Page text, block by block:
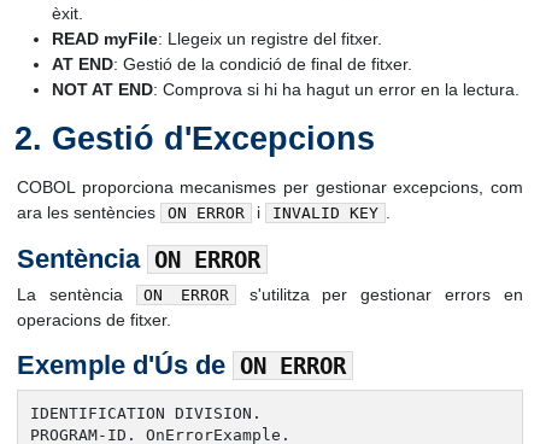
èxit.
READ myFile: Llegeix un registre del fitxer.
AT END: Gestió de la condició de final de fitxer.
NOT AT END: Comprova si hi ha hagut un error en la lectura.
Gestió d'Excepcions
COBOL proporciona mecanismes per gestionar excepcions, com
ara les sentències
ON ERROR i INVALID KEY .
Sentència ON ERROR
La sentència ON ERROR
s'utilitza per gestionar errors en
operacions de fitxer.
Exemple d'Ús de ON ERROR
IDENTIFICATION DIVISION.
PROGRAM-ID. OnErrorExample.